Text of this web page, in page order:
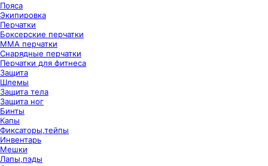
Пояса
Экипировка
Перчатки
Боксерские перчатки
ММА перчатки
Снарядные перчатки
Перчатки для фитнеса
Защита
Шлемы
Защита тела
Защита ног
Бинты
Капы
Фиксаторы,тейпы
Инвентарь
Мешки
Лапы,пэды